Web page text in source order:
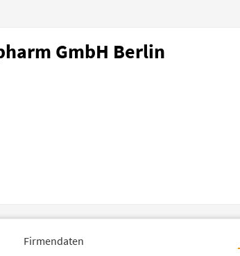
GmbH Berlin
Firmendaten